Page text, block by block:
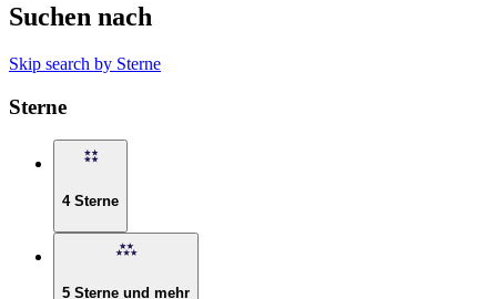
Suchen nach
Skip search by Sterne
Sterne
4 Sterne
5 Sterne und mehr